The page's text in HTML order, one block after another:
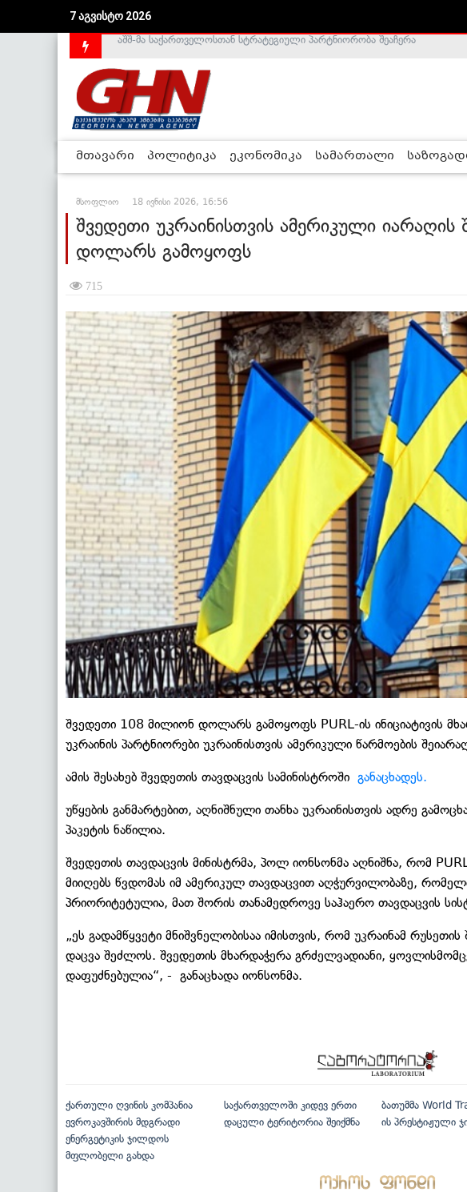
7 აგვისტო 2026
საქართველოს დე-ფაქტო მთავრობა არალეგიტიმურია - ჰელსინკის
მთავარი პოლიტიკა ეკონომიკა სამართალი
მსოფლიო 18 ივნისი 2026, 16:56
შვედეთი უკრაინისთვის ამერიკული
დოლარს გამოყოფს
715
შვედეთი 108 მილიონ დოლარს გამოყოფს PURL-ის ინიციატივის
უკრაინის პარტნიორები უკრაინისთვის ამერიკული წარმოების
ამის შესახებ შვედეთის თავდაცვის სამინისტროში განაცხადეს.
უწყების განმარტებით, აღნიშნული თანხა უკრაინისთვის ადრე
პაკეტის ნაწილია.
შვედეთის თავდაცვის მინისტრმა, პოლ იონსონმა აღნიშნა, რომ
მიიღებს წვდომას იმ ამერიკულ თავდაცვით აღჭურვილობაზე,
პრიორიტეტულია, მათ შორის თანამედროვე საჰაერო თავდაცვის
„ეს გადამწყვეტი მნიშვნელობისაა იმისთვის, რომ უკრაინამ რუსეთის
დაცვა შეძლოს. შვედეთის მხარდაჭერა გრძელვადიანი,
დაფუძნებულია“, - განაცხადა იონსონმა.
ქართული ღვინის კომპანია
ევროკავშირის მდგრადი
ენერგეტიკის ჯილდოს
მფლობელი გახდა
საქართველოში კიდევ ერთი
დაცული ტერიტორია შეიქმნა
ბათუმმა World
ის პრესტიჟული